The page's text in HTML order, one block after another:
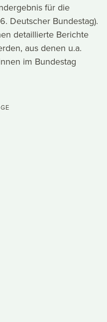
für die
Deutscher Bundestag).
detaillierte Berichte
aus denen u.a.
im Bundestag